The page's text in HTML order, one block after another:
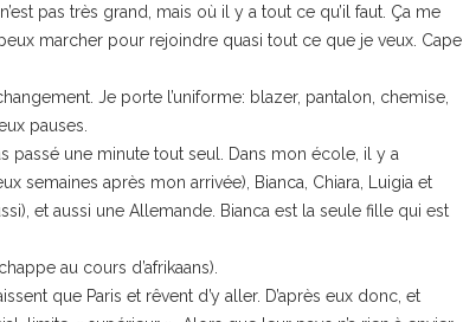
pas très grand, mais où il y a tout ce qu’il faut. Ça me
marcher pour rejoindre quasi tout ce que je veux. Cape
Je porte l’uniforme: blazer, pantalon, chemise,
pauses.
passé une minute tout seul. Dans mon école, il y a
semaines après mon arrivée), Bianca, Chiara, Luigia et
et aussi une Allemande. Bianca est la seule fille qui est
au cours d’afrikaans).
que Paris et rêvent d’y aller. D’après eux donc, et